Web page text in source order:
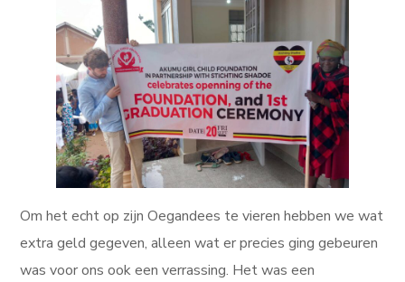
Om het echt op zijn Oegandees te vieren hebben we wat
extra geld gegeven, alleen wat er precies ging gebeuren
was voor ons ook een verrassing. Het was een